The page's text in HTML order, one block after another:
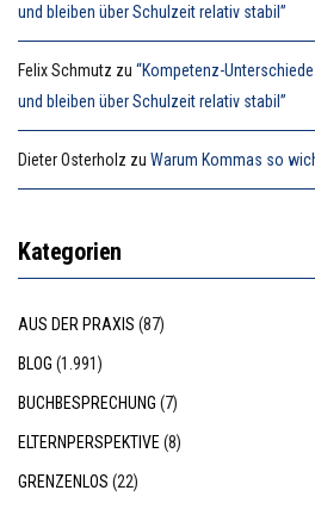
und bleiben über Schulzeit relativ stabil”
Felix Schmutz zu “Kompetenz-
und bleiben über Schulzeit relativ stabil”
Dieter Osterholz zu Warum Kommas so
Kategorien
AUS DER PRAXIS (87)
BLOG (1.991)
BUCHBESPRECHUNG (7)
ELTERNPERSPEKTIVE (8)
GRENZENLOS (22)